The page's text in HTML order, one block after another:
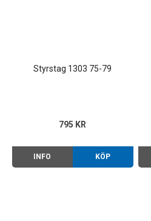
Styrstag 1303 75-79
795 KR
INFO KÖP